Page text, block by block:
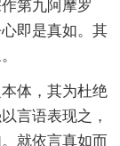
第九阿摩罗
即是真如。其
体，其为杜绝
言语表现之，
就依言真如而